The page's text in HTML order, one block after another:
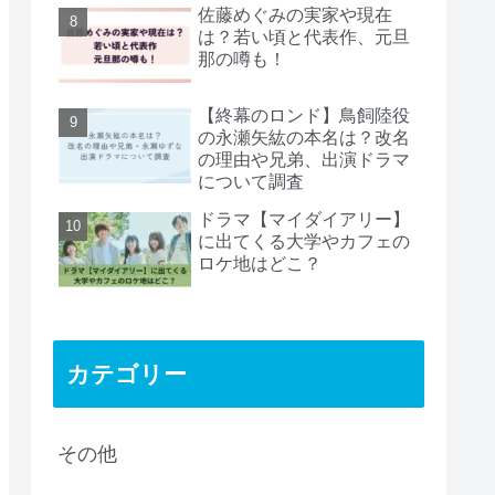
佐藤めぐみの実家や現在
は？若い頃と代表作、元旦
那の噂も！
【終幕のロンド】鳥飼陸役
の永瀬矢紘の本名は？改名
の理由や兄弟、出演ドラマ
について調査
ドラマ【マイダイアリー】
に出てくる大学やカフェの
ロケ地はどこ？
カテゴリー
その他